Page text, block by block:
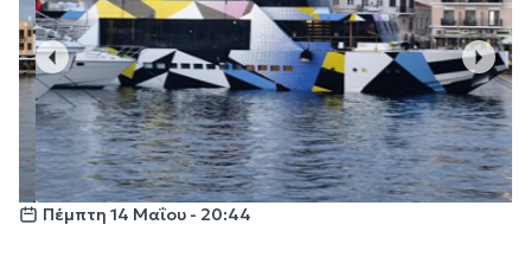
Πέμπτη 14 Μαΐου - 20:44